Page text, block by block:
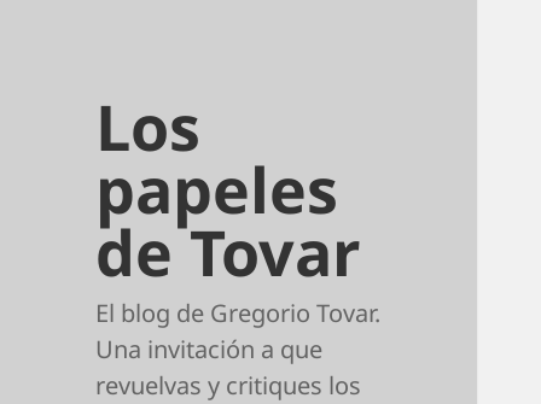
Los
papeles
de Tovar
El blog de Gregorio Tovar.
Una invitación a que
revuelvas y critiques los